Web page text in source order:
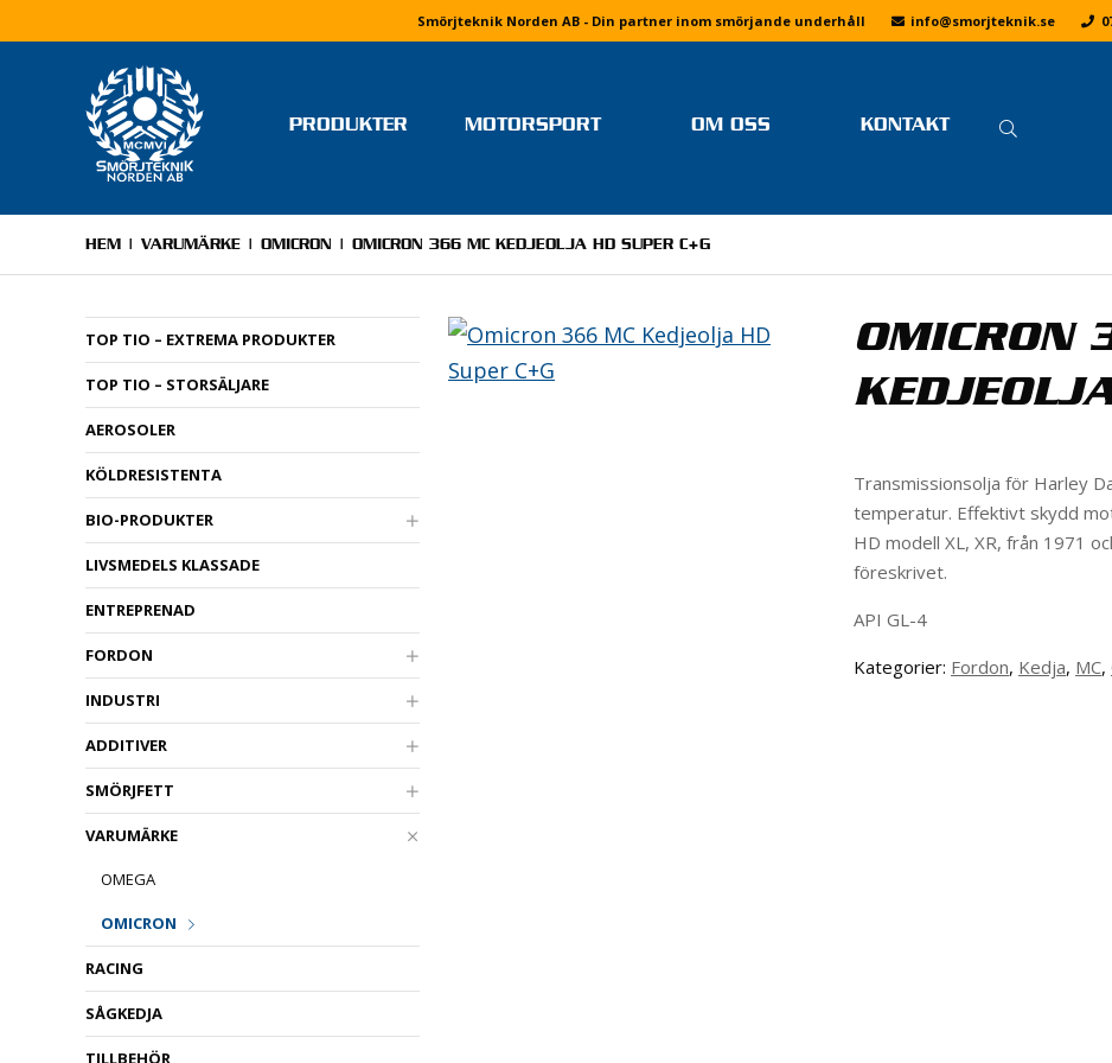
Smörjteknik Norden AB - Din partner inom smörjande underhåll info@smorjteknik.se
PRODUKTER MOTORSPORT
MONIKA ARVIDSSON
MOLLY HJÄLM
RICKARD IVARS
MJ MOTORSPORT
LINUS PETTERSSON
STEFAN WETTERVIK & PELLE
FOTOGALLERIER
DRIFTING
SKOTERCROSS
OM OSS
INTEGRITETSPOLICY
VI PÅ SMÖRJTEKNIK
KONTAKT
HEM | VARUMÄRKE | OMICRON | OMICRON 366 MC KEDJEOLJA HD SUPER C+G
TOP TIO – EXTREMA PRODUKTER
TOP TIO – STORSÄLJARE
AEROSOLER
KÖLDRESISTENTA
BIO-PRODUKTER
LIVSMEDELS KLASSADE
ENTREPRENAD
FORDON
INDUSTRI
ADDITIVER
SMÖRJFETT
VARUMÄRKE
OMEGA
OMICRON
RACING
SÅGKEDJA
OMICRON
Transmissionsolja för Harley
temperatur. Effektivt skydd
HD modell XL, XR, från 1971
föreskrivet.
API GL-4
Kategorier: Fordon, Kedja, MC,